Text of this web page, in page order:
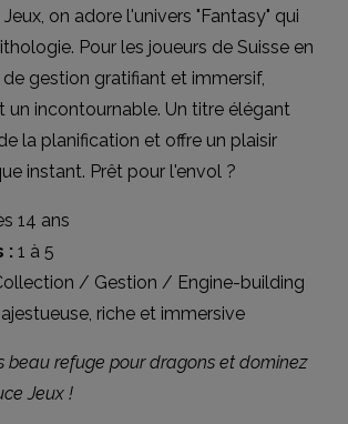
on adore l'univers "Fantasy" qui
Pour les joueurs de Suisse en
gestion gratifiant et immersif,
un incontournable. Un titre élégant
la planification et offre un plaisir
instant. Prêt pour l'envol ?
14 ans
: 1 à 5
/ Gestion / Engine-building
riche et immersive
beau refuge pour dragons et dominez
Jeux !